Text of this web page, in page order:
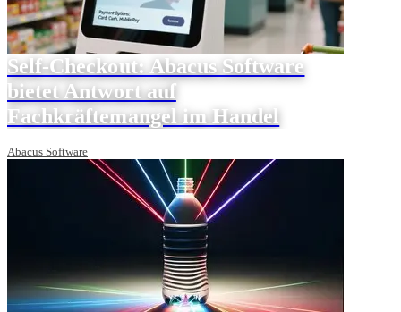
Self-Checkout: Abacus Software
bietet Antwort auf
Fachkräftemangel im Handel
Abacus Software